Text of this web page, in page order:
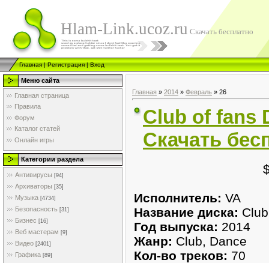
Hlam-Link.ucoz.ru Скачать бесплатно
Главная|Регистрация|Вход
Меню сайта
Главная страница
Правила
Форум
Каталог статей
Онлайн игры
Категории раздела
Антивирусы [94]
Архиваторы [35]
Музыка [4734]
Безопасность [31]
Бизнес [16]
Веб мастерам [9]
Видео [2401]
Графика [89]
Главная » 2014 » Февраль » 26
Club of fans
Скачать
Исполнитель: VA
Название диска:
Год выпуска: 2014
Жанр: Club, Dance
Кол-во треков: 70